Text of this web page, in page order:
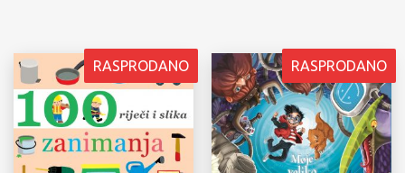
RASPRODANO RASPRODANO